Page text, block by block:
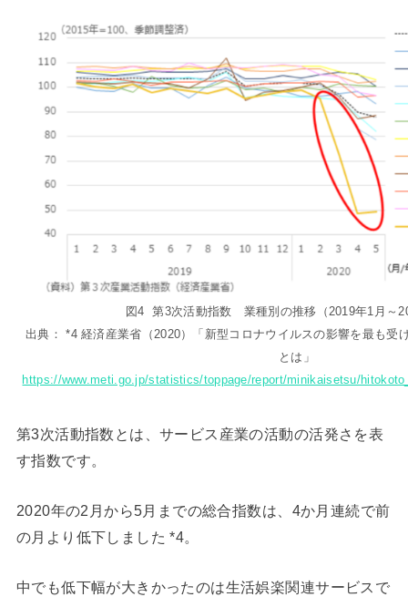
図4 第3次活動指数 業種別の推移（2019年1月～
出典： *4 経済産業省（2020）「新型コロナウイルスの影響を最も受
とは」
https://www.meti.go.jp/statistics/toppage/report/minikaisetsu/
第3次活動指数とは、サービス産業の活動の活発さを表
す指数です。
2020年の2月から5月までの総合指数は、4か月連続で前
の月より低下しました *4。
中でも低下幅が大きかったのは生活娯楽関連サービスで